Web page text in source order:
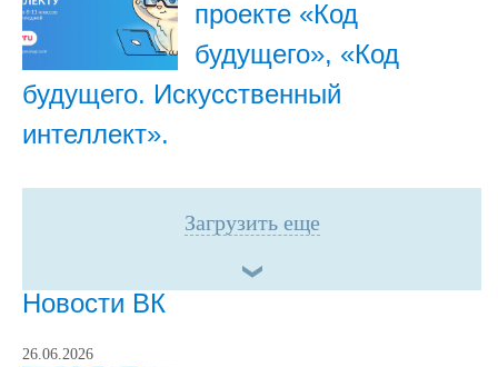
проекте «Код
будущего», «Код
будущего. Искусственный
интеллект».
Загрузить еще
Новости ВК
26.06.2026